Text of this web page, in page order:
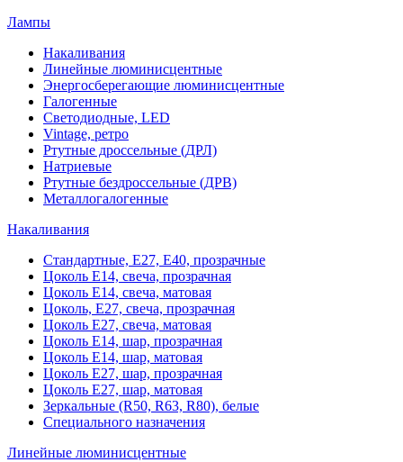
Лампы
Накаливания
Линейные люминисцентные
Энергосберегающие люминисцентные
Галогенные
Светодиодные, LED
Vintage, ретро
Ртутные дроссельные (ДРЛ)
Натриевые
Ртутные бездроссельные (ДРВ)
Металлогалогенные
Накаливания
Стандартные, Е27, Е40, прозрачные
Цоколь Е14, свеча, прозрачная
Цоколь Е14, свеча, матовая
Цоколь, Е27, свеча, прозрачная
Цоколь Е27, свеча, матовая
Цоколь Е14, шар, прозрачная
Цоколь Е14, шар, матовая
Цоколь Е27, шар, прозрачная
Цоколь Е27, шар, матовая
Зеркальные (R50, R63, R80), белые
Специального назначения
Линейные люминисцентные